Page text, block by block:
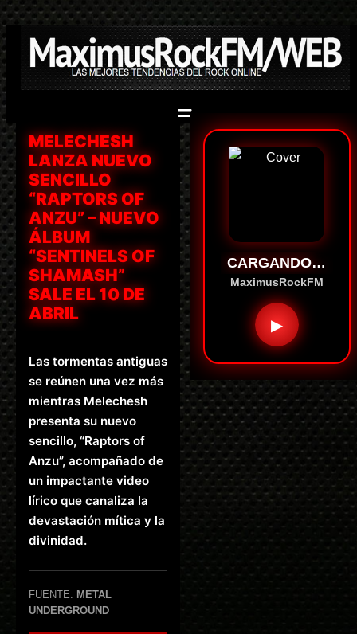
Saltar
al
contenido
MELECHESH
LANZA NUEVO
SENCILLO
“RAPTORS OF
ANZU” – NUEVO
ÁLBUM
“SENTINELS OF
SHAMASH”
SALE EL 10 DE
ABRIL
Las tormentas antiguas
se reúnen una vez más
mientras Melechesh
presenta su nuevo
sencillo, “Raptors of
Anzu”, acompañado de
un impactante video
lírico que canaliza la
devastación mítica y la
divinidad.
FUENTE: METAL
UNDERGROUND
CARGANDO…
MaximusRockFM
▶